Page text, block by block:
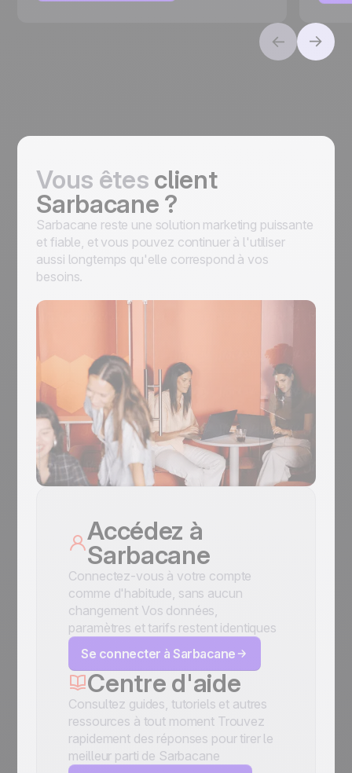
Vous êtes client
Sarbacane ?
Sarbacane reste une solution marketing puissante
et fiable, et vous pouvez continuer à l'utiliser
aussi longtemps qu'elle correspond à vos
besoins.
Accédez à
Sarbacane
Connectez-vous à votre compte
comme d'habitude, sans aucun
changement Vos données,
paramètres et tarifs restent identiques
Se connecter à Sarbacane
Centre d'aide
Consultez guides, tutoriels et autres
ressources à tout moment Trouvez
rapidement des réponses pour tirer le
meilleur parti de Sarbacane